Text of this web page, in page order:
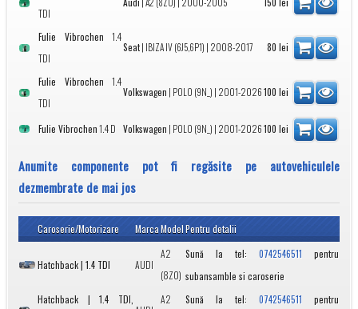
TDI
Fulie Vibrochen 1.4
TDI
Seat| IBIZA IV (6J5,6P1) | 2008-2017 80 lei
Fulie Vibrochen 1.4
TDI
Volkswagen | POLO (9N_) | 2001-2026100 lei
Fulie Vibrochen1.4 D Volkswagen | POLO (9N_) | 2001-2026100 lei
Anumite componente pot fi regăsite pe autovehiculele
dezmembrate de mai jos
Caroserie/Motorizare MarcaModelPentru detalii
Hatchback | 1.4 TDI AUDI
A2
(8Z0)
Sună la tel: 0742546511 pentru
subansamble si caroserie
Hatchback | 1.4 TDI,
A2 Sună la tel: 0742546511 pentru